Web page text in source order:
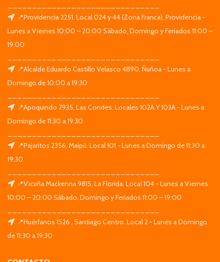
📍Providencia 2251. Local 024 y 44 (Zona Franca), Providencia -
Lunes a Viernes 10:00 – 20:00 Sábado, Domingo y Feriados 11:00 –
19:00
📍Alcalde Eduardo Castillo Velasco 4890, Ñuñoa - Lunes a
Domingo de 10:00 a 19:30
📍Apoquindo 7935, Las Condes. Locales 102A Y 103A - Lunes a
Domingo de 11:30 a 19:30
📍Pajaritos 2356, Maipú. Local 101 - Lunes a Domingo de 11:30 a
19:30
📍Vicuña Mackenna 9815, La Florida. Local 104 - Lunes a Viernes
10:00 – 20:00 Sábado, Domingo y Feriados 11:00 – 19:00
📍Huérfanos 1526 , Santiago Centro. Local 2 - Lunes a Domingo
de 11:30 a 19:30